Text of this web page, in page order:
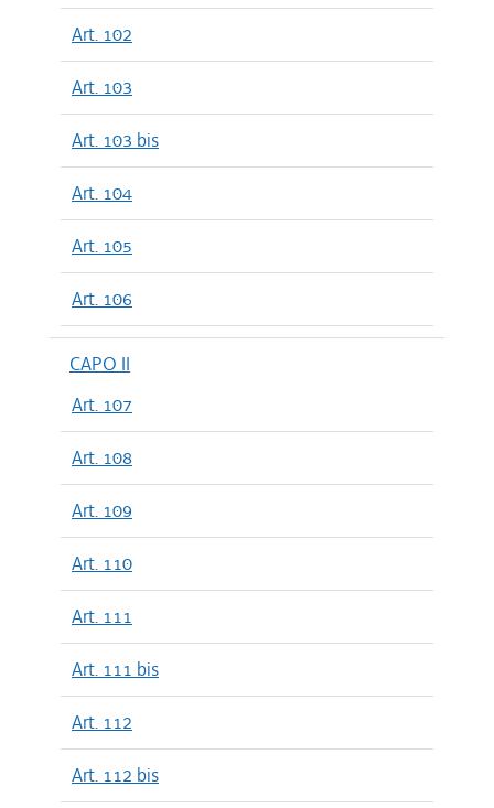
Art. 102
Art. 103
Art. 103 bis
Art. 104
Art. 105
Art. 106
CAPO II
Art. 107
Art. 108
Art. 109
Art. 110
Art. 111
Art. 111 bis
Art. 112
Art. 112 bis